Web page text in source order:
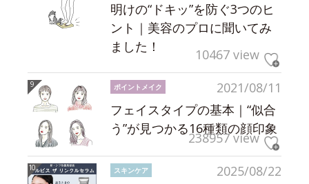
明けの“ドキッ”を防ぐ3つのヒ
ント｜美容のプロに聞いてみ
ました！
10467 view
2021/08/11
ポイントメイク
フェイスタイプの基本｜“似合
う”が見つかる16種類の顔印象
238957 view
2025/08/22
スキンケア